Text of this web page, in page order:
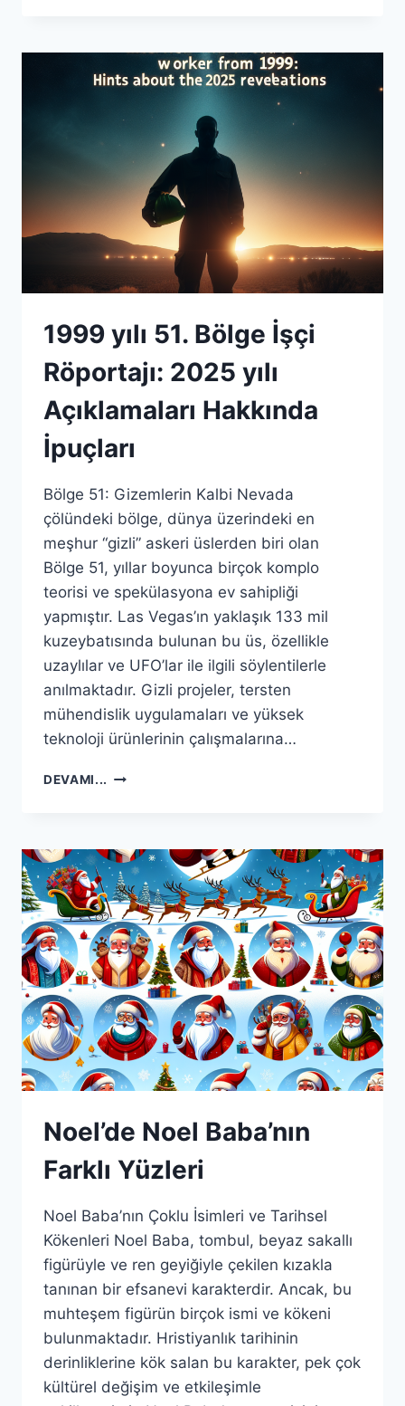
UAP
)
SENARYO
1999 yılı 51. Bölge İşçi
Röportajı: 2025 yılı
Açıklamaları Hakkında
İpuçları
Bölge 51: Gizemlerin Kalbi Nevada
çölündeki bölge, dünya üzerindeki en
meşhur “gizli” askeri üslerden biri olan
Bölge 51, yıllar boyunca birçok komplo
teorisi ve spekülasyona ev sahipliği
yapmıştır. Las Vegas’ın yaklaşık 133 mil
kuzeybatısında bulunan bu üs, özellikle
uzaylılar ve UFO’lar ile ilgili söylentilerle
anılmaktadır. Gizli projeler, tersten
mühendislik uygulamaları ve yüksek
teknoloji ürünlerinin çalışmalarına…
DEVAMI... 1999
İŞÇI
RÖPORTAJI:
2025
YILI
AÇIKLAMALARI
HAKKINDA
İPUÇLARI
Noel’de Noel Baba’nın
Farklı Yüzleri
Noel Baba’nın Çoklu İsimleri ve Tarihsel
Kökenleri Noel Baba, tombul, beyaz sakallı
figürüyle ve ren geyiğiyle çekilen kızakla
tanınan bir efsanevi karakterdir. Ancak, bu
muhteşem figürün birçok ismi ve kökeni
bulunmaktadır. Hristiyanlık tarihinin
derinliklerine kök salan bu karakter, pek çok
kültürel değişim ve etkileşimle